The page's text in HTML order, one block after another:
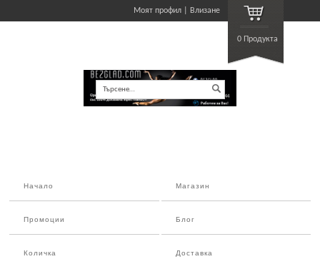
Моят профил Влизане
0 Продукта
Търсене…
Начало Магазин
Промоции Блог
Количка Доставка